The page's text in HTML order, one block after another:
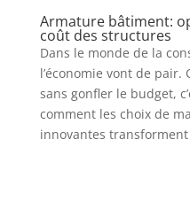
Armature bâtiment:
coût des structures
Dans le monde de la
l’économie vont de
sans gonfler le budget,
comment les choix de
innovantes